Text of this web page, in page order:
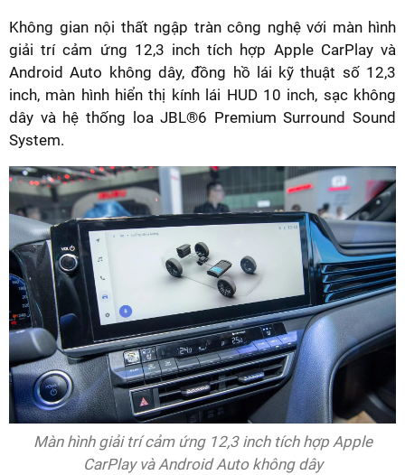
Không gian nội thất ngập tràn công nghệ với màn hình
giải trí cảm ứng 12,3 inch tích hợp Apple CarPlay và
Android Auto không dây, đồng hồ lái kỹ thuật số 12,3
inch, màn hình hiển thị kính lái HUD 10 inch, sạc không
dây và hệ thống loa JBL®6 Premium Surround Sound
System.
Màn hình giải trí cảm ứng 12,3 inch tích hợp Apple
CarPlay và Android Auto không dây